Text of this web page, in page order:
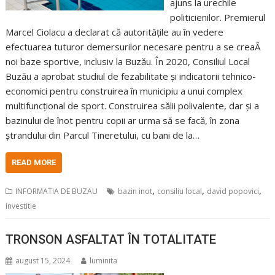
politicienilor. Premierul
Marcel Ciolacu a declarat că autoritățile au în vedere
efectuarea tuturor demersurilor necesare pentru a se creaÂ
noi baze sportive, inclusiv la Buzău. În 2020, Consiliul Local
Buzău a aprobat studiul de fezabilitate și indicatorii tehnico-
economici pentru construirea în municipiu a unui complex
multifuncțional de sport. Construirea sălii polivalente, dar și a
bazinului de înot pentru copii ar urma să se facă, în zona
ștrandului din Parcul Tineretului, cu bani de la…
READ MORE
INFORMATIA DE BUZAU bazin inot, consiliu local, david popovici,
investitie
TRONSON ASFALTAT ÎN TOTALITATE
august 15, 2024 luminita